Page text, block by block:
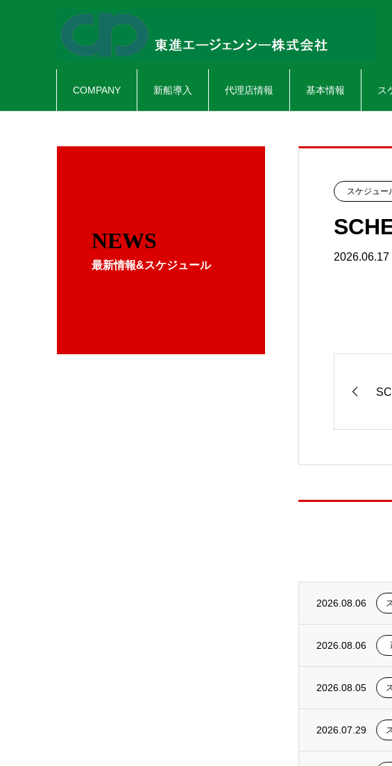
COMPANY 新船導入 代理店情報 基本情報 ス
NEWS
最新情報&スケジュール
スケジュー
2026.06.17
2026.08.06
2026.08.06
2026.08.05
2026.07.29